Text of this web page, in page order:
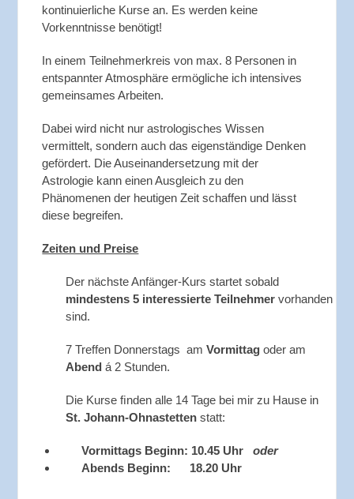
kontinuierliche Kurse an. Es werden keine
Vorkenntnisse benötigt!
In einem Teilnehmerkreis von max. 8 Personen in
entspannter Atmosphäre ermögliche ich intensives
gemeinsames Arbeiten.
Dabei wird nicht nur astrologisches Wissen
vermittelt, sondern auch das eigenständige Denken
gefördert. Die Auseinandersetzung mit der
Astrologie kann einen Ausgleich zu den
Phänomenen der heutigen Zeit schaffen und lässt
diese begreifen.
Zeiten und Preise
Der nächste Anfänger-Kurs startet sobald
mindestens 5 interessierte Teilnehmer vorhanden
sind.
7 Treffen Donnerstags amVormittag oder am
Abend á 2 Stunden.
Die Kurse ﬁnden alle 14 Tage bei mir zu Hause in
St. Johann-Ohnastettenstatt:
Vormittags Beginn: 10.45 Uhroder
Abends Beginn: 18.20 Uhr